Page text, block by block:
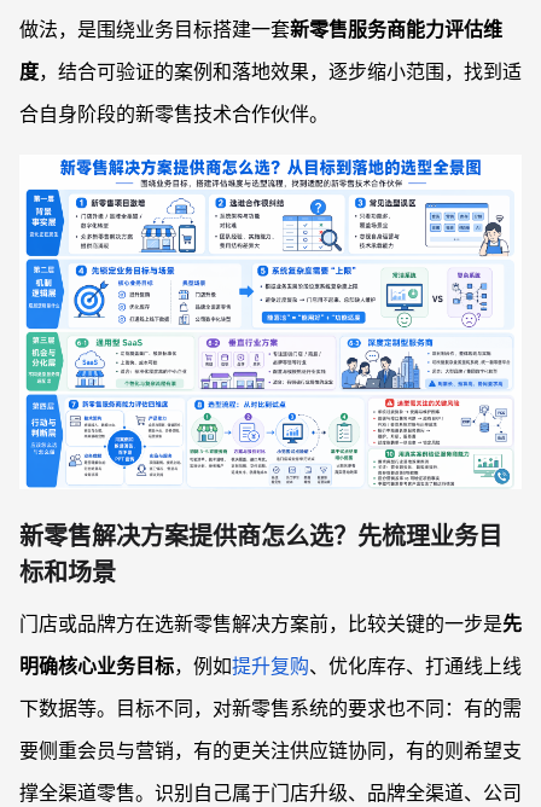
做法，是围绕业务目标搭建一套新零售服务商能力评估维
度，结合可验证的案例和落地效果，逐步缩小范围，找到适
合自身阶段的新零售技术合作伙伴。
新零售解决方案提供商怎么选？先梳理业务目
标和场景
门店或品牌方在选新零售解决方案前，比较关键的一步是先
明确核心业务目标，例如提升复购、优化库存、打通线上线
下数据等。目标不同，对新零售系统的要求也不同：有的需
要侧重会员与营销，有的更关注供应链协同，有的则希望支
撑全渠道零售。识别自己属于门店升级、品牌全渠道、公司